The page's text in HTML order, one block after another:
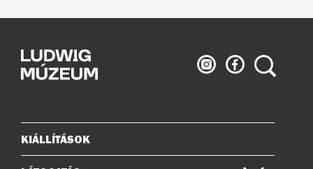
Ludwig
Múzeum
Ludwig
Múzeum
Keresés
Oldaltérkép
KIÁLLÍTÁSOK